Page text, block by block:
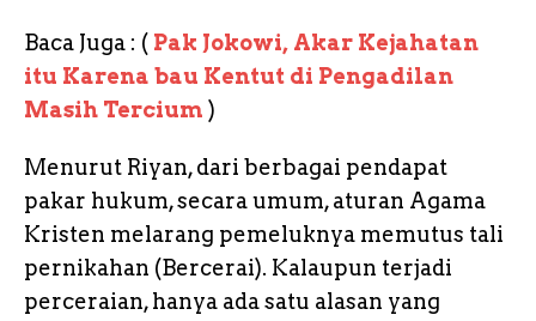
Baca Juga : ( Pak Jokowi, Akar Kejahatan
itu Karena bau Kentut di Pengadilan
Masih Tercium )
Menurut Riyan, dari berbagai pendapat
pakar hukum, secara umum, aturan Agama
Kristen melarang pemeluknya memutus tali
pernikahan (Bercerai). Kalaupun terjadi
perceraian, hanya ada satu alasan yang